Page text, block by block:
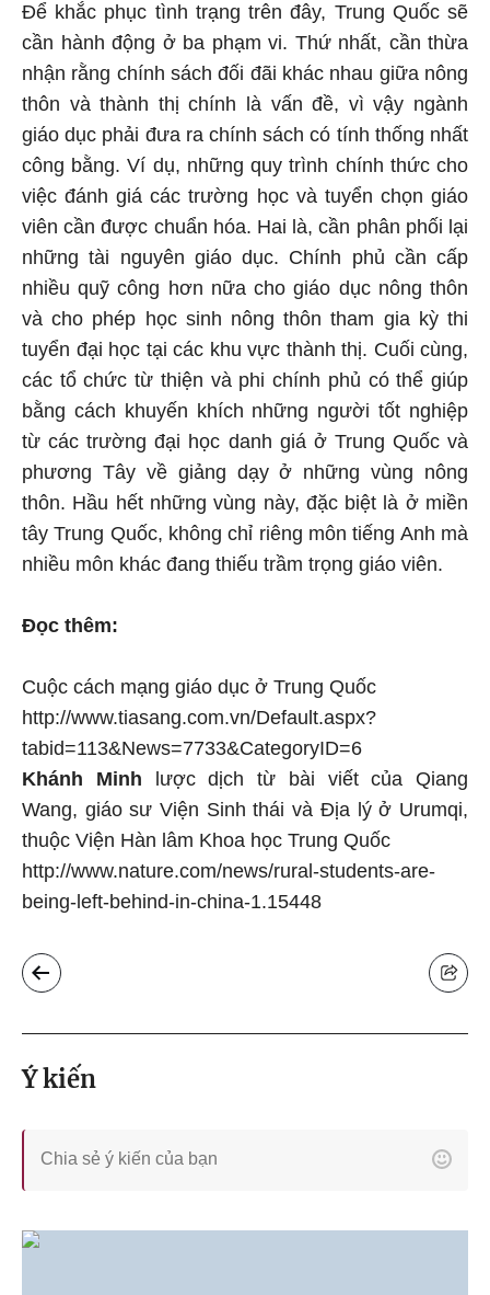
Để khắc phục tình trạng trên đây, Trung Quốc sẽ
cần hành động ở ba phạm vi. Thứ nhất, cần thừa
nhận rằng chính sách đối đãi khác nhau giữa nông
thôn và thành thị chính là vấn đề, vì vậy ngành
giáo dục phải đưa ra chính sách có tính thống nhất
công bằng. Ví dụ, những quy trình chính thức cho
việc đánh giá các trường học và tuyển chọn giáo
viên cần được chuẩn hóa. Hai là, cần phân phối lại
những tài nguyên giáo dục. Chính phủ cần cấp
nhiều quỹ công hơn nữa cho giáo dục nông thôn
và cho phép học sinh nông thôn tham gia kỳ thi
tuyển đại học tại các khu vực thành thị. Cuối cùng,
các tổ chức từ thiện và phi chính phủ có thể giúp
bằng cách khuyến khích những người tốt nghiệp
từ các trường đại học danh giá ở Trung Quốc và
phương Tây về giảng dạy ở những vùng nông
thôn. Hầu hết những vùng này, đặc biệt là ở miền
tây Trung Quốc, không chỉ riêng môn tiếng Anh mà
nhiều môn khác đang thiếu trầm trọng giáo viên.
Đọc thêm:
Cuộc cách mạng giáo dục ở Trung Quốc
http://www.tiasang.com.vn/Default.aspx?
tabid=113&News=7733&CategoryID=6
Khánh Minh lược dịch từ bài viết của Qiang
Wang, giáo sư Viện Sinh thái và Địa lý ở Urumqi,
thuộc Viện Hàn lâm Khoa học Trung Quốc
http://www.nature.com/news/rural-students-are-
being-left-behind-in-china-1.15448
Ý kiến